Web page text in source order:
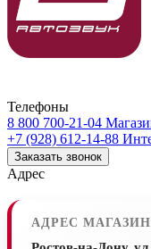
Телефоны
8 800 700-21-04
+7 (928) 612-14-88
Заказать звонок
Адрес
АДРЕС